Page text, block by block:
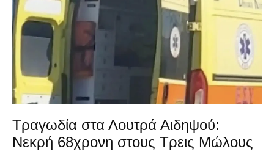
Τραγωδία στα Λουτρά Αιδηψού:
Νεκρή 68χρονη στους Τρεις Μώλους